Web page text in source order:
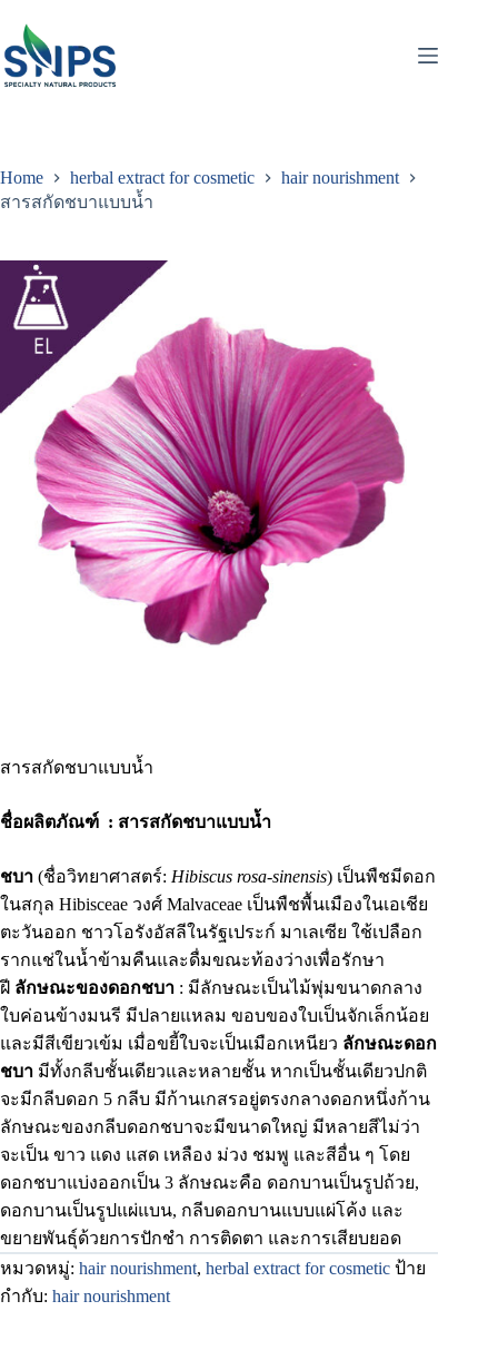
Home herbal extract for cosmetic
hair nourishment
สารสกัดชบาแบบน้ำ
สารสกัดชบาแบบน้ำ
ชื่อผลิตภัณฑ์ : สารสกัดชบาแบบน้ำ
ชบา (ชื่อวิทยาศาสตร์: Hibiscus rosa-sinensis) เป็นพืชมีดอก
ในสกุล Hibisceae วงศ์ Malvaceae เป็นพืชพื้นเมืองในเอเชีย
ตะวันออก ชาวโอรังอัสลีในรัฐเประก์ มาเลเซีย ใช้เปลือก
รากแช่ในน้ำข้ามคืนและดื่มขณะท้องว่างเพื่อรักษา
ฝี ลักษณะของดอกชบา : มีลักษณะเป็นไม้พุ่มขนาดกลาง
ใบค่อนข้างมนรี มีปลายแหลม ขอบของใบเป็นจักเล็กน้อย
และมีสีเขียวเข้ม เมื่อขยี้ใบจะเป็นเมือกเหนียว ลักษณะดอก
ชบา มีทั้งกลีบชั้นเดียวและหลายชั้น หากเป็นชั้นเดียวปกติ
จะมีกลีบดอก 5 กลีบ มีก้านเกสรอยู่ตรงกลางดอกหนึ่งก้าน
ลักษณะของกลีบดอกชบาจะมีขนาดใหญ่ มีหลายสีไม่ว่า
จะเป็น ขาว แดง แสด เหลือง ม่วง ชมพู และสีอื่น ๆ โดย
ดอกชบาแบ่งออกเป็น 3 ลักษณะคือ ดอกบานเป็นรูปถ้วย,
ดอกบานเป็นรูปแผ่แบน, กลีบดอกบานแบบแผ่โค้ง และ
ขยายพันธุ์ด้วยการปักชำ การติดตา และการเสียบยอด
หมวดหมู่: hair nourishment, herbal extract for cosmetic ป้าย
กำกับ: hair nourishment